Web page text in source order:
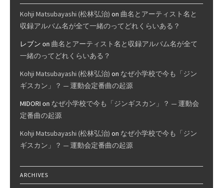
Kohji Matsubayashi (松林弘治) on 曲名とアーティスト名と
収録アルバム名が全て一緒のってどれくらいある？
レブン on 曲名とアーティスト名と収録アルバム名が全て
一緒のってどれくらいある？
Kohji Matsubayashi (松林弘治) on なぜ小学校で今も「ジン
ギスカン」？ — 運動会定番曲の起源
MIDORI on なぜ小学校で今も「ジンギスカン」？ — 運動会
定番曲の起源
Kohji Matsubayashi (松林弘治) on なぜ小学校で今も「ジン
ギスカン」？ — 運動会定番曲の起源
ARCHIVES